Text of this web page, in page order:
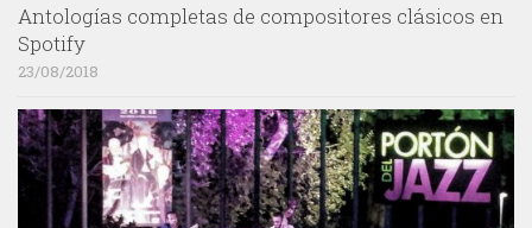
Antologías completas de compositores clásicos en
Spotify
23/08/2018